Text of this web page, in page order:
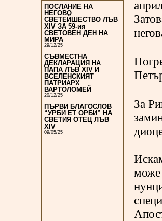
ПОСЛАНИЕ НА
НЕГОВО
СВЕТЕЙШЕСТВО ЛЪВ
XIV ЗА 59-ия
СВЕТОВЕН ДЕН НА
МИРА
29/12/25
СЪВМЕСТНА
ДЕКЛАРАЦИЯ НА
ПАПА ЛЪВ XIV И
ВСЕЛЕНСКИЯТ
ПАТРИАРХ
ВАРТОЛОМЕЙ
20/12/25
ПЪРВИ БЛАГОСЛОВ
“УРБИ ЕТ ОРБИ” НА
СВЕТИЯ ОТЕЦ ЛЪВ
XIV
09/05/25
За
може